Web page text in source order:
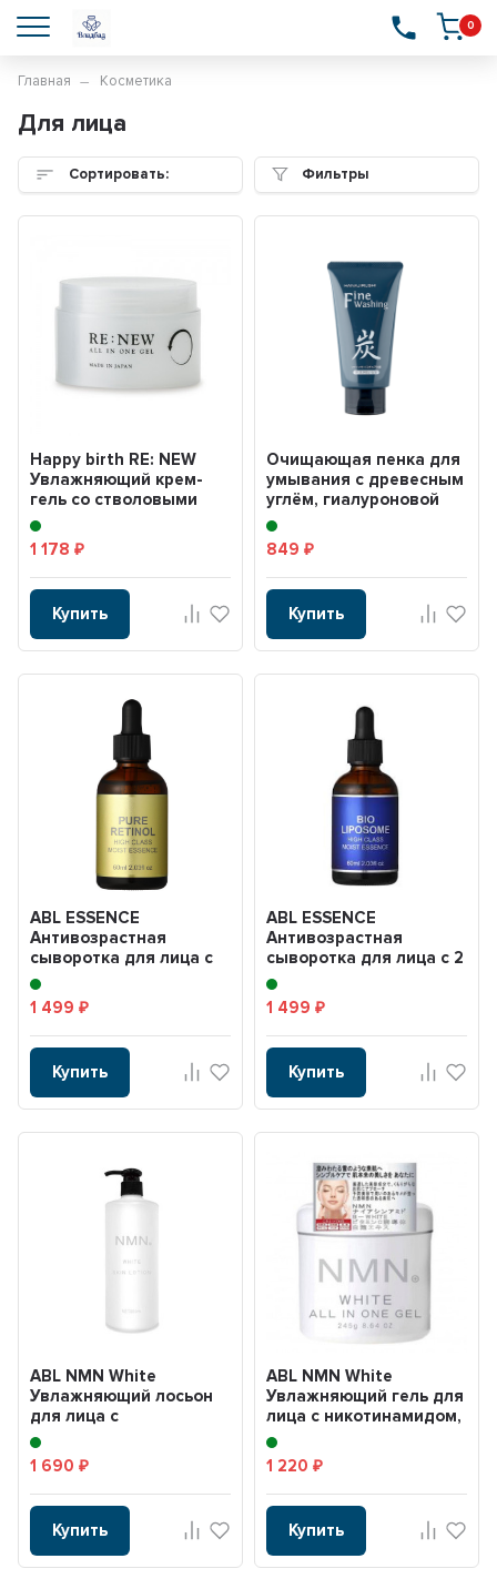
0
Главная Косметика
Для лица
Сортировать: Фильтры
Happy birth RE: NEW
Увлажняющий крем-
гель со стволовыми
клетками, золотом, с...
1 178₽
Купить
Очищающая пенка для
умывания с древесным
углём, гиалуроновой
кислой, экстрак...
849 ₽
Купить
ABL ESSENCE
Антивозрастная
сыворотка для лица с
ретинолом 60мл
1 499₽
Купить
ABL ESSENCE
Антивозрастная
сыворотка для лица с 2
видами липосомов
60мл
1 499 ₽
Купить
ABL NMN White
Увлажняющий лосьон
для лица с
никотинамидом,
ниацинамидом, вит...
1 690₽
Купить
ABL NMN White
Увлажняющий гель для
лица с никотинамидом,
ниацинамидом, витам...
1 220 ₽
Купить